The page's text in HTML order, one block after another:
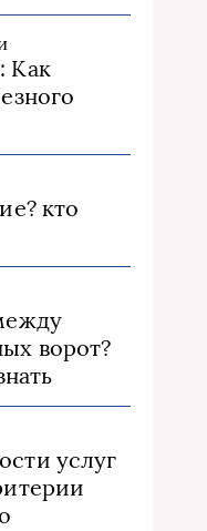
Как
кто
ворот?
услуг